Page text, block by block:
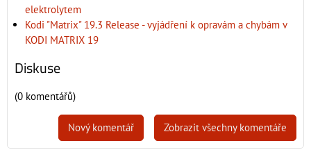
elektrolytem
Kodi "Matrix" 19.3 Release - vyjádření k opravám a chybám v
KODI MATRIX 19
Diskuse
(0 komentářů)
Zobrazit všechny komentáře
Nový komentář